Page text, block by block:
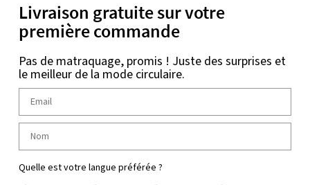
Livraison gratuite sur votre
première commande
Pas de matraquage, promis ! Juste des surprises et
le meilleur de la mode circulaire.
Quelle est votre langue préférée ?